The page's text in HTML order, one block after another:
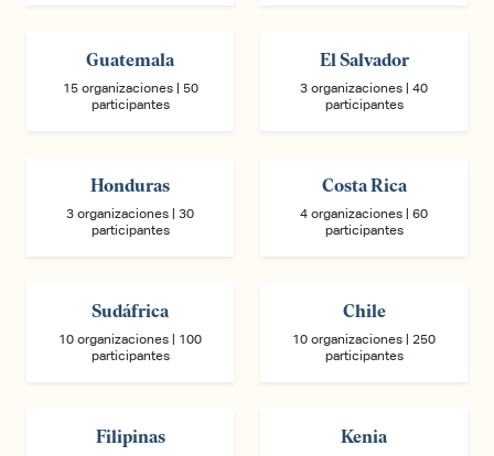
Guatemala
15 organizaciones | 50
participantes
El Salvador
3 organizaciones | 40
participantes
Honduras
3 organizaciones | 30
participantes
Costa Rica
4 organizaciones | 60
participantes
Sudáfrica
10 organizaciones | 100
participantes
Chile
10 organizaciones | 250
participantes
Filipinas Kenia